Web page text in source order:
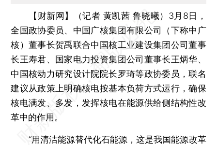
【财新网】（记者 黄凯茜 鲁晓曦） 3月8日，
全国政协委员、中国广核集团有限公司（下称中广
核）董事长贺禹联合中国核工业建设集团公司董事
长王寿君、国家电力投资集团公司董事长王炳华、
中国核动力研究设计院院长罗琦等政协委员，联名
建议从政策上明确核电按基本负荷方式运行，确保
核电满发、多发，发挥核电在能源供给侧结构性改
革中的作用。
“用清洁能源替代化石能源，这是我国能源改革